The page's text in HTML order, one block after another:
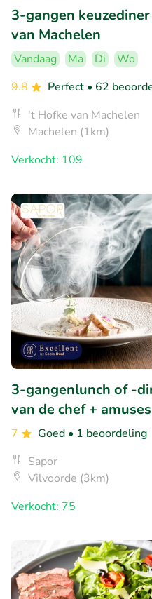
3-gangen
van Machelen
Vandaag Ma Di
Wo
9.8
Perfect • 62
't Hofke van Machelen
Machelen (1km)
Verkocht: 109
3-gangenlunch of -
van de chef + amuses
7 Goed • 1 beoordeling
Sapor
Vilvoorde (3km)
Verkocht: 75